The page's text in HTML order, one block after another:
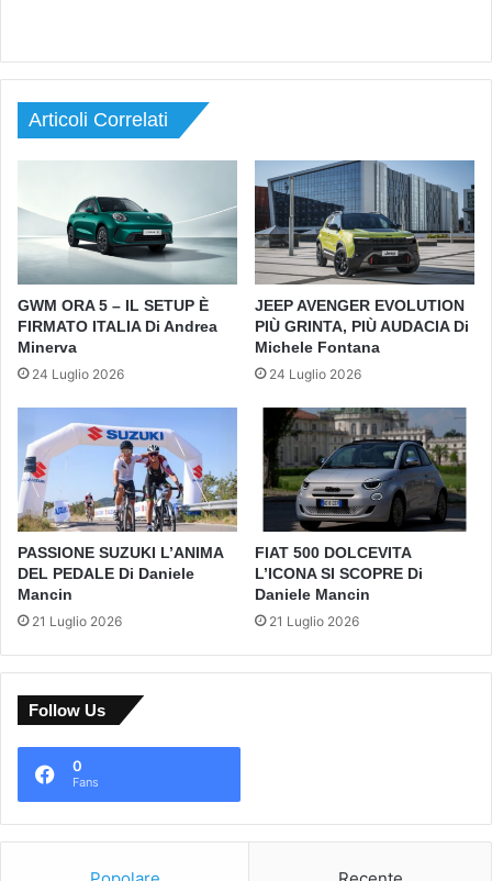
Articoli Correlati
GWM ORA 5 – IL SETUP È
FIRMATO ITALIA Di Andrea
Minerva
24 Luglio 2026
JEEP AVENGER EVOLUTION
PIÙ GRINTA, PIÙ AUDACIA Di
Michele Fontana
24 Luglio 2026
PASSIONE SUZUKI L’ANIMA
DEL PEDALE Di Daniele
Mancin
21 Luglio 2026
FIAT 500 DOLCEVITA
L’ICONA SI SCOPRE Di
Daniele Mancin
21 Luglio 2026
Follow Us
0
Fans